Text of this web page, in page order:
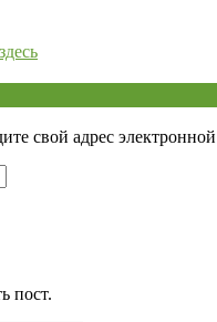
свой адрес
пост.